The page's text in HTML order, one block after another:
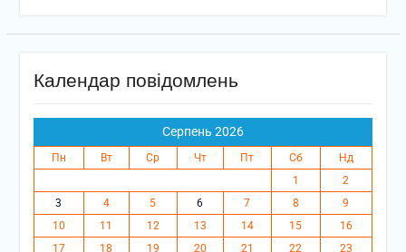
Календар повідомлень
Серпень 2026
Пн Вт Ср Чт Пт Сб
Нд
1
2
3
4 5 6 7 8
9
10
11 12 13 14 15
16
17
18 19 20 21 22
23